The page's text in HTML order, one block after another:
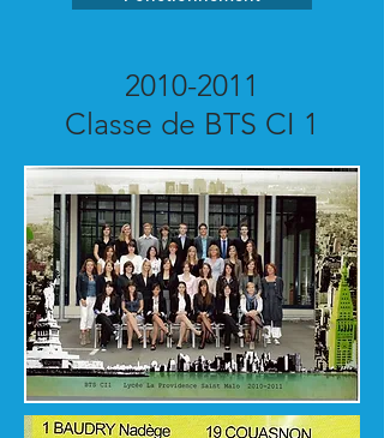
2010-2011
Classe de BTS CI 1